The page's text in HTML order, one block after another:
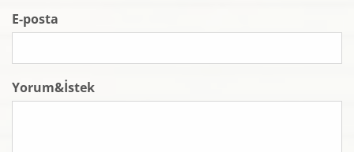
E-posta
Yorum&İstek